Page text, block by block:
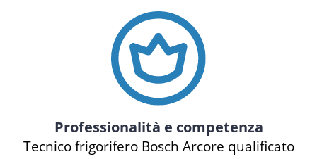
Professionalità e competenza
Tecnico frigorifero Bosch Arcore qualificato